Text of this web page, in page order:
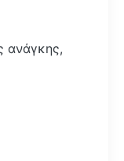
ανάγκης,